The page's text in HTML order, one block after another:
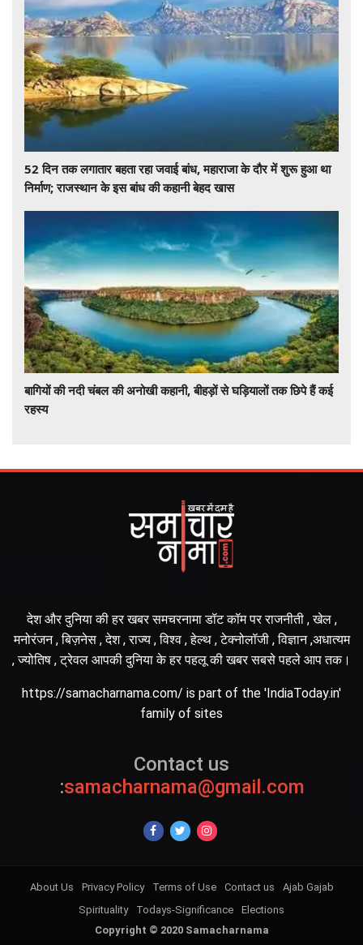
52 दिन तक लगातार बहता रहा जवाई बांध, महाराजा के दौर में शुरू हुआ था
निर्माण; राजस्थान के इस बांध की कहानी बेहद खास
बागियों की नदी चंबल की अनोखी कहानी, बीहड़ों से घड़ियालों तक छिपे हैं कई
रहस्य
देश और दुनिया की हर खबर समचरनामा डॉट कॉम पर राजनीती , खेल ,
मनोरंजन , बिज़नेस , देश , राज्य , विश्व , हेल्थ , टेक्नोलॉजी , विज्ञान ,अधात्यम
, ज्योतिष , ट्रेवल आपकी दुनिया के हर पहलू की खबर सबसे पहले आप तक।
https://samacharnama.com/ is part of the 'IndiaToday.in'
family of sites
Contact us
:samacharnama@gmail.com
Copyright © 2020 Samacharnama
About Us Privacy Policy Terms of Use Contact us
Ajab Gajab
Spirituality
Todays-Significance Elections